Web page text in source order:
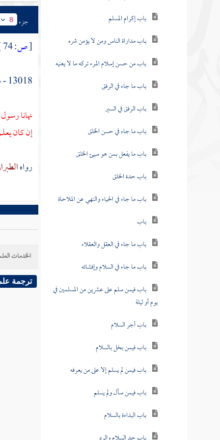
باب إكرام المسلم
باب مداراة الناس ومن لا يؤمن شره
باب من حسن إسلام المرء تركه ما لا يعنيه
باب ما جاء في الرفق
باب الرفق في السير
باب ما جاء في حسن الخلق
باب ما يفعل بمن هو سيئ الخلق
باب حدة الخلق
باب ما جاء في الحياء والنهي عن الملاحاة
باب
باب ما جاء في العقل والعقلاء
باب ما جاء في السلام وإفشائه
باب فيمن سلم على عشرين من المسلمين في
يوم أو ليلة
باب أجر السلام
باب فيمن بخل بالسلام
باب فيمن لم يسلم إلا على من يعرفه
باب فيمن سأل ولم يسلم
باب البداءة بالسلام
جزء 8
[ص:
13018 - عن
نهانا
إن كان
رواه
الخدمات
ترجمة